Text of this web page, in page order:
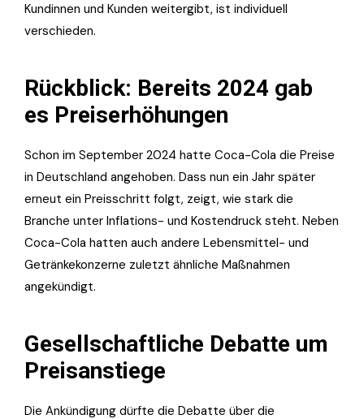
Kundinnen und Kunden weitergibt, ist individuell
verschieden.
Rückblick: Bereits 2024 gab
es Preiserhöhungen
Schon im September 2024 hatte Coca-Cola die Preise
in Deutschland angehoben. Dass nun ein Jahr später
erneut ein Preisschritt folgt, zeigt, wie stark die
Branche unter Inflations- und Kostendruck steht. Neben
Coca-Cola hatten auch andere Lebensmittel- und
Getränkekonzerne zuletzt ähnliche Maßnahmen
angekündigt.
Gesellschaftliche Debatte um
Preisanstiege
Die Ankündigung dürfte die Debatte über die